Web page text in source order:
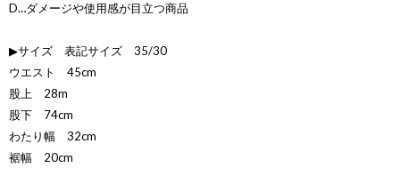
D…ダメージや使用感が目立つ商品
▶サイズ 表記サイズ 35/30
ウエスト 45cm
股上 28m
股下 74cm
わたり幅 32cm
裾幅 20cm